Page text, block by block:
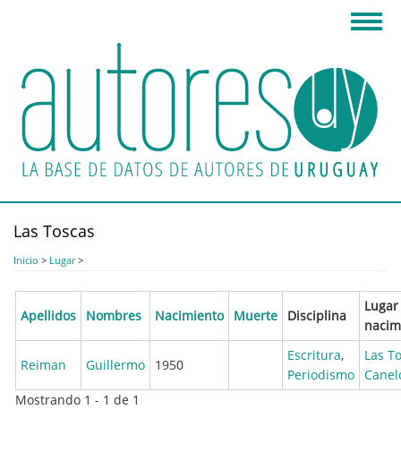
principal
Las Toscas
Inicio > Lugar>
Apellidos Nombres Nacimiento Muerte Disciplina
Reiman Guillermo 1950
Escritura,
Periodismo
Las
Mostrando 1 - 1 de 1